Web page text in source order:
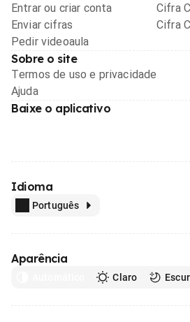
Entrar ou criar conta
Enviar cifras
Pedir videoaula
Cifra
Cifra
Sobre o site
Termos de uso e privacidade
Ajuda
Baixe o aplicativo
Idioma
Português
Aparência
Claro